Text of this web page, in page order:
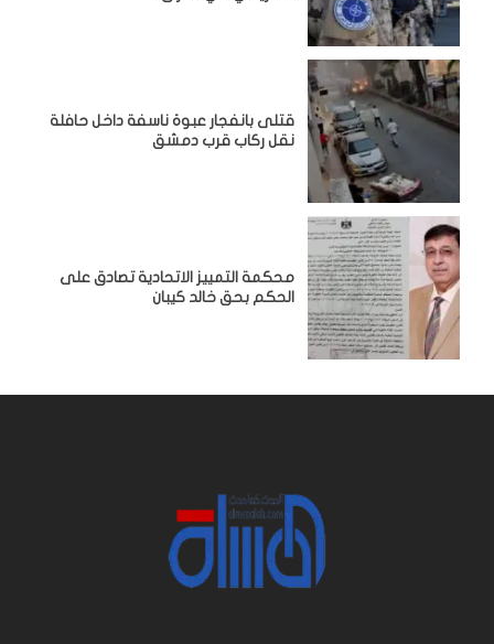
قتلى بانفجار عبوة ناسفة داخل حافلة
نقل ركاب قرب دمشق
محكمة التمييز الاتحادية تصادق على
الحكم بحق خالد كيبان